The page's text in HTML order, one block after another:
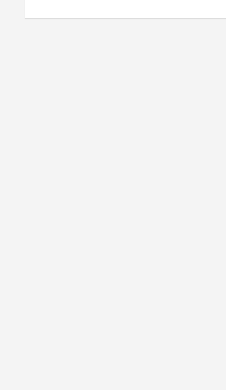
entradas